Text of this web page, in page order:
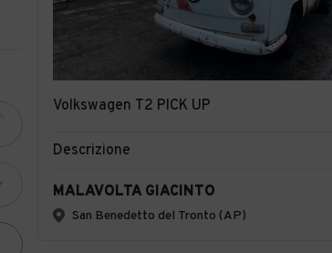
Volkswagen T2 PICK UP
Descrizione
MALAVOLTA GIACINTO
San Benedetto del Tronto (AP)